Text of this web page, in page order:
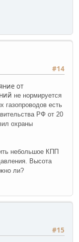
#14
от
не нормируется
есть
РФ от 20
охраны
небольшое КПП
Высота
ли?
#15